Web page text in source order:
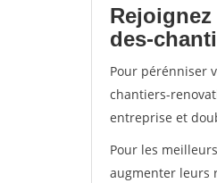
des-
Pour pérénniser
chantiers-
entreprise et
Pour les
augmenter leurs